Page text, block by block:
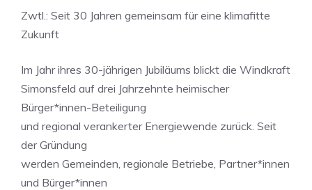
Zwtl.: Seit 30 Jahren gemeinsam für eine klimafitte
Zukunft
Im Jahr ihres 30-jährigen Jubiläums blickt die Windkraft
Simonsfeld auf drei Jahrzehnte heimischer
Bürger*innen-Beteiligung
und regional verankerter Energiewende zurück. Seit
der Gründung
werden Gemeinden, regionale Betriebe, Partner*innen
und Bürger*innen